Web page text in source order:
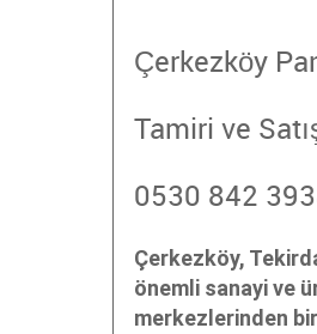
Çerkezköy
Tamiri ve
0530 842
Çerkezköy,
önemli sanayi ve
merkezlerinden